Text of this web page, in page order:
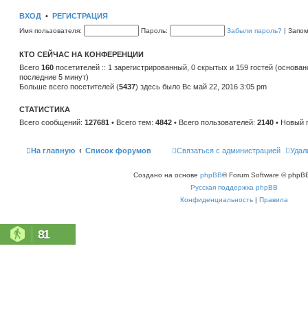
н
м
о
б
щ
е
ю
т
к
о
с
л
е
д
н
у
о
е
ВХОД • РЕГИСТРАЦИЯ
Имя пользователя: Пароль: Забыли пароль? |
КТО СЕЙЧАС НА КОНФЕРЕНЦИИ
Всего 160 посетителей :: 1 зарегистрированный, 0 скрытых и 159 гостей
последние 5 минут)
Больше всего посетителей (5437) здесь было Вс май 22, 2016 3:05 pm
СТАТИСТИКА
Всего сообщений: 127681 • Всего тем: 4842 • Всего пользователей: 2140 • Новый
На главную Список форумов Связаться с администрацией
Создано на основе phpBB® Forum Software ©
Русская поддержка phpBB
Конфиденциальность | Правила
81